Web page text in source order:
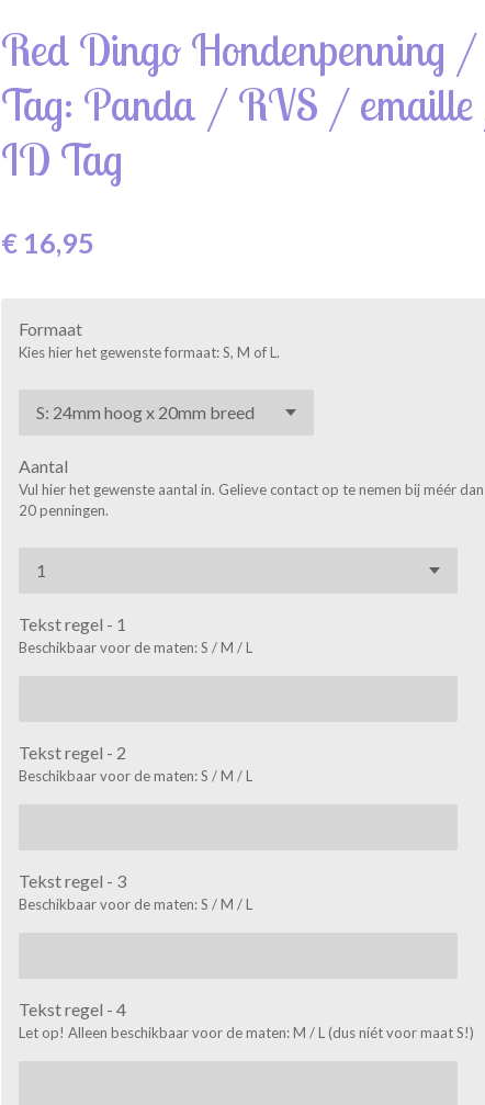
Red Dingo Hondenpenning /
Tag: Panda / RVS /
ID Tag
€ 16,95
Formaat
Kies hier het gewenste formaat: S, M of L.
Aantal
Vul hier het gewenste aantal in. Gelieve contact op te nemen bij méér dan
20 penningen.
Tekst regel - 1
Beschikbaar voor de maten: S / M / L
Tekst regel - 2
Beschikbaar voor de maten: S / M / L
Tekst regel - 3
Beschikbaar voor de maten: S / M / L
Tekst regel - 4
Let op! Alleen beschikbaar voor de maten: M / L (dus níét voor maat S!)